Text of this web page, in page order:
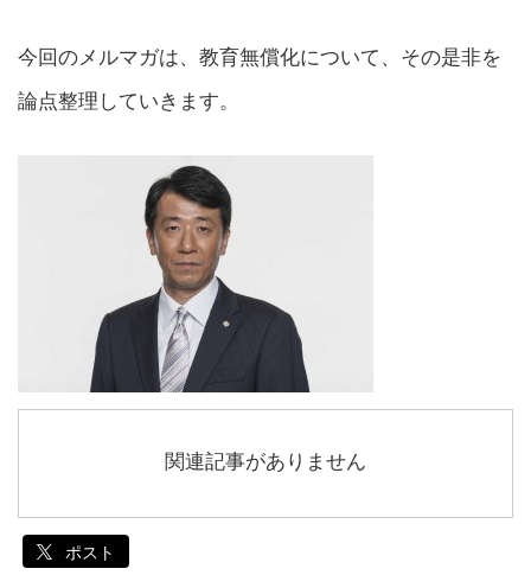
今回のメルマガは、教育無償化について、その是非を
論点整理していきます。
関連記事がありません
ポスト